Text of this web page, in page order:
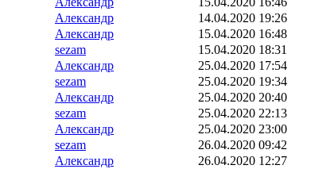
Александр
14.04.2020 19:26
Александр
15.04.2020 16:48
sezam
15.04.2020 18:31
Александр
25.04.2020 17:54
sezam
25.04.2020 19:34
Александр
25.04.2020 20:40
sezam
25.04.2020 22:13
Александр
25.04.2020 23:00
sezam
26.04.2020 09:42
Александр
26.04.2020 12:27